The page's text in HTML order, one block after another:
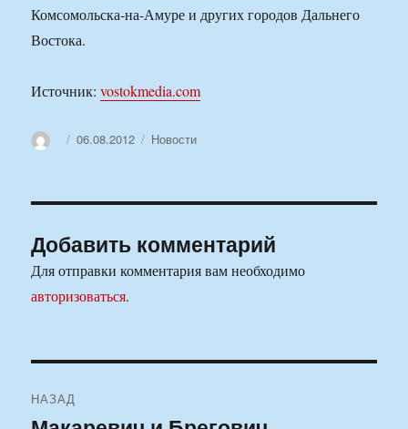
Комсомольска-на-Амуре и других городов Дальнего
Востока.
Источник:vostokmedia.com
АвторОпубликовано
06.08.2012 Рубрики
Новости
Добавить комментарий
Для отправки комментария вам необходимо
авторизоваться.
по
НАЗАД